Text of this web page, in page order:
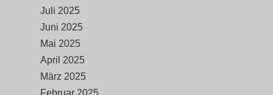
Juli 2025
Juni 2025
Mai 2025
April 2025
März 2025
Februar 2025